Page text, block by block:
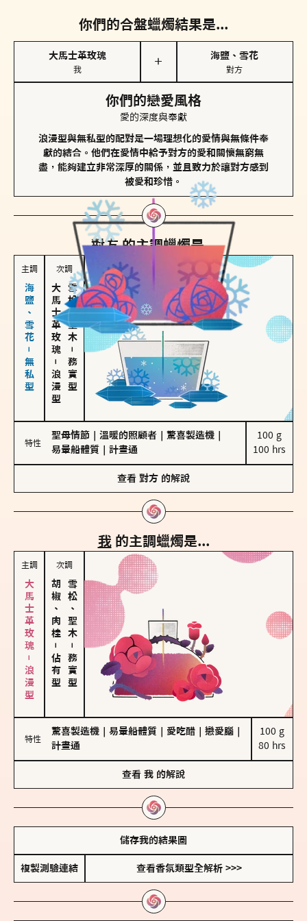
你們的合盤蠟燭結果是...
大馬士革玫瑰
我
＋
海鹽、雪花
對方
你們的戀愛風格
愛的深度與奉獻
浪漫型與無私型的配對是一場理想化的愛情與無條件奉
獻的結合。他們在愛情中給予對方的愛和關懷無窮無
盡，能夠建立非常深厚的關係，並且致力於讓對方感到
被愛和珍惜。
對方的主調蠟燭是...
主調
海鹽、雪花－無私型
次調
大馬士革玫瑰
－
浪漫型
雪松、聖木
－
務實型
特性
聖母情節 溫暖的照顧者 驚喜製造機
易暈船體質
計畫通
100 g
100 hrs
查看 對方 的解說
我 的主調蠟燭是...
主調
大馬士革玫瑰－浪漫型
次調
胡椒、肉桂
－
佔有型
雪松、聖木
－
務實型
特性
驚喜製造機 易暈船體質 愛吃醋 戀愛腦
計畫通
100 g
80 hrs
查看 我 的解說
儲存我的結果圖
複製測驗連結 查看香氛類型全解析 >>>